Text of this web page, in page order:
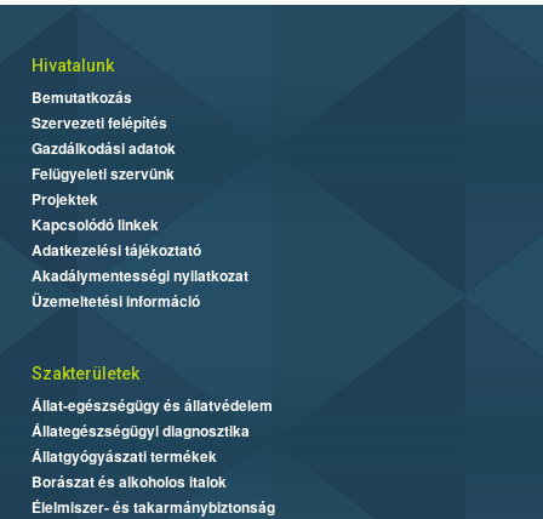
Hivatalunk
Bemutatkozás
Szervezeti felépítés
Gazdálkodási adatok
Felügyeleti szervünk
Projektek
Kapcsolódó linkek
Adatkezelési tájékoztató
Akadálymentességi nyilatkozat
Üzemeltetési információ
Szakterületek
Állat-egészségügy és állatvédelem
Állategészségügyi diagnosztika
Állatgyógyászati termékek
Borászat és alkoholos italok
Élelmiszer- és takarmánybiztonság